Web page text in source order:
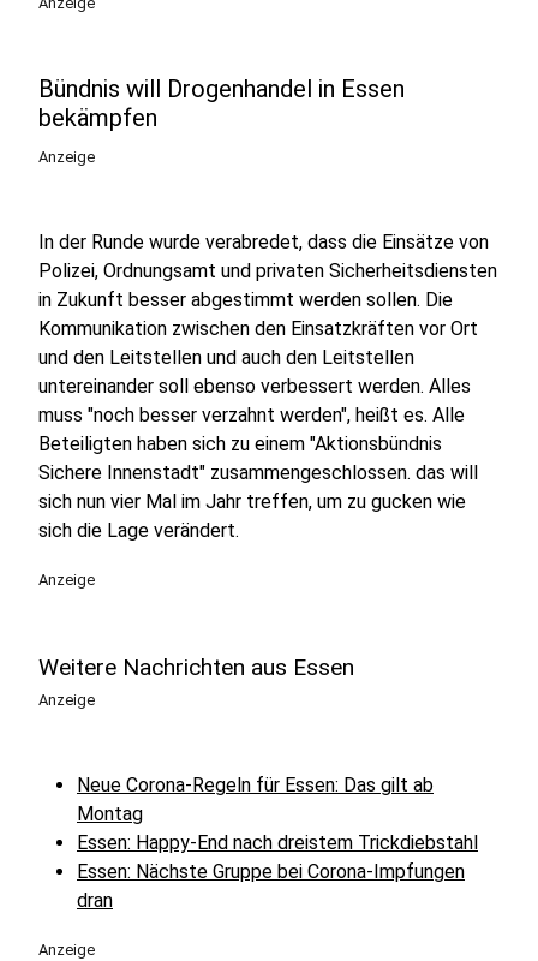
Bündnis will Drogenhandel in Essen
bekämpfen
Anzeige
In der Runde wurde verabredet, dass die Einsätze von
Polizei, Ordnungsamt und privaten Sicherheitsdiensten
in Zukunft besser abgestimmt werden sollen. Die
Kommunikation zwischen den Einsatzkräften vor Ort
und den Leitstellen und auch den Leitstellen
untereinander soll ebenso verbessert werden. Alles
muss "noch besser verzahnt werden", heißt es. Alle
Beteiligten haben sich zu einem "Aktionsbündnis
Sichere Innenstadt" zusammengeschlossen. das will
sich nun vier Mal im Jahr treffen, um zu gucken wie
sich die Lage verändert.
Anzeige
Weitere Nachrichten aus Essen
Anzeige
Neue Corona-Regeln für Essen: Das gilt ab
Montag
Essen: Happy-End nach dreistem Trickdiebstahl
Essen: Nächste Gruppe bei Corona-Impfungen
dran
Anzeige